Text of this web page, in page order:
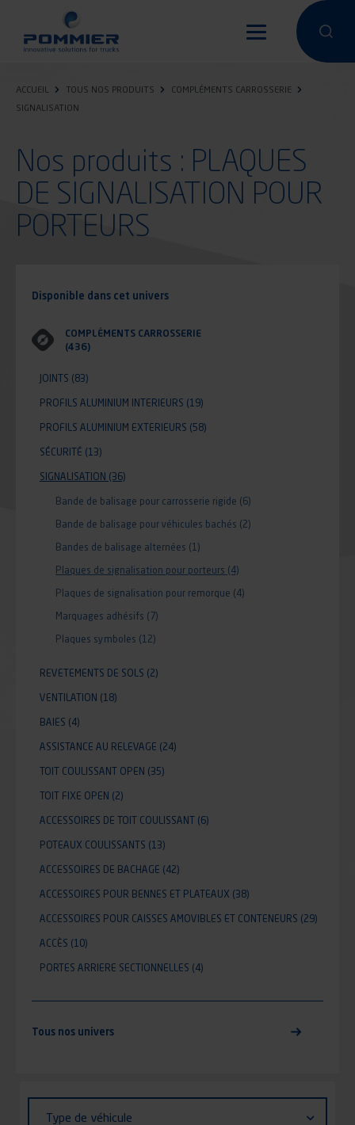
contenu
Effectuer
ACCUEIL TOUS NOS PRODUITS
COMPLÉMENTS CARROSSERIE
SIGNALISATION
Nos produits : PLAQUES
DE SIGNALISATION POUR
PORTEURS
Type de véhicule
Disponible dans cet univers
COMPLÉMENTS CARROSSERIE
(436)
JOINTS (83)
PROFILS ALUMINIUM INTERIEURS (19)
PROFILS ALUMINIUM EXTERIEURS (58)
SÉCURITÉ (13)
SIGNALISATION (36)
Bande de balisage pour carrosserie rigide (6)
Bande de balisage pour véhicules bachés (2)
Bandes de balisage alternées (1)
Plaques de signalisation pour porteurs (4)
Plaques de signalisation pour remorque (4)
Marquages adhésifs (7)
Plaques symboles (12)
REVETEMENTS DE SOLS (2)
VENTILATION (18)
BAIES (4)
ASSISTANCE AU RELEVAGE (24)
TOIT COULISSANT OPEN (35)
TOIT FIXE OPEN (2)
ACCESSOIRES DE TOIT COULISSANT (6)
POTEAUX COULISSANTS (13)
ACCESSOIRES DE BACHAGE (42)
ACCESSOIRES POUR BENNES ET PLATEAUX (38)
ACCESSOIRES POUR CAISSES AMOVIBLES ET CONTENEURS (29)
ACCÈS (10)
PORTES ARRIERE SECTIONNELLES (4)
Tous nos univers